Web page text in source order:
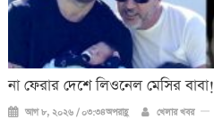
না ফেরার দেশে লিওনেল মেসির বাবা!
আগ ৮, ২০২৬ / ০৩:৩৪অপরাহ্ণ খেলার খবর